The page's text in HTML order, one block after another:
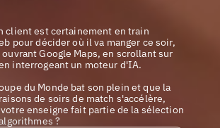
client est certainement en train
pour décider où il va manger ce soir,
Google Maps, en scrollant sur
interrogeant un moteur d'IA.
du Monde bat son plein et que la
de soirs de match s'accélère,
enseigne fait partie de la sélection
?